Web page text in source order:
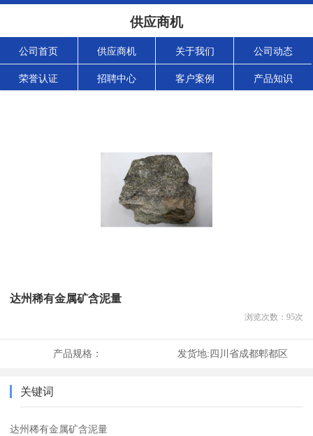
供应商机
公司首页 供应商机 关于我们 公司动态
荣誉认证 招聘中心 客户案例 产品知识
达州稀有金属矿含泥量
浏览次数： 95次
产品规格： 发货地:四川省成都郫都区
关键词
达州稀有金属矿含泥量